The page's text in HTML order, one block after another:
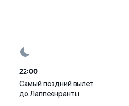
22:00
Самый поздний вылет
до Лаппеенранты